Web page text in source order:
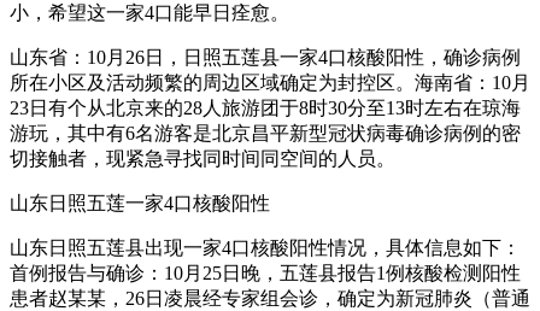
小，希望这一家4口能早日痊愈。
山东省：10月26日，日照五莲县一家4口核酸阳性，确诊病例
所在小区及活动频繁的周边区域确定为封控区。海南省：10月
23日有个从北京来的28人旅游团于8时30分至13时左右在琼海
游玩，其中有6名游客是北京昌平新型冠状病毒确诊病例的密
切接触者，现紧急寻找同时间同空间的人员。
山东日照五莲一家4口核酸阳性
山东日照五莲县出现一家4口核酸阳性情况，具体信息如下：
首例报告与确诊：10月25日晚，五莲县报告1例核酸检测阳性
患者赵某某，26日凌晨经专家组会诊，确定为新冠肺炎（普通